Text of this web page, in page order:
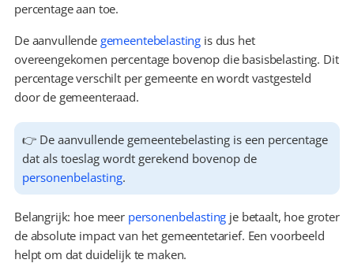
percentage aan toe.
De aanvullende gemeentebelasting is dus het
overeengekomen percentage bovenop die basisbelasting. Dit
percentage verschilt per gemeente en wordt vastgesteld
door de gemeenteraad.
👉 De aanvullende gemeentebelasting is een percentage
personenbelasting.
Belangrijk: hoe meer personenbelasting je betaalt, hoe groter
de absolute impact van het gemeentetarief. Een voorbeeld
helpt om dat duidelijk te maken.